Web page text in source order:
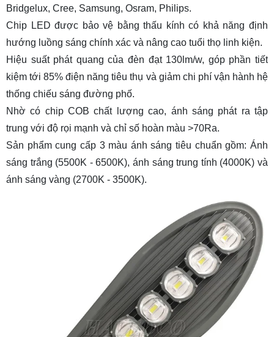
Bridgelux, Cree, Samsung, Osram, Philips.
Chip LED được bảo vệ bằng thấu kính có khả năng định
hướng luồng sáng chính xác và nâng cao tuổi thọ linh kiện.
Hiệu suất phát quang của đèn đạt 130lm/w, góp phần tiết
kiệm tới 85% điện năng tiêu thụ và giảm chi phí vận hành hệ
thống chiếu sáng đường phố.
Nhờ có chip COB chất lượng cao, ánh sáng phát ra tập
trung với độ rọi mạnh và chỉ số hoàn màu >70Ra.
Sản phẩm cung cấp 3 màu ánh sáng tiêu chuẩn gồm: Ánh
sáng trắng (5500K - 6500K), ánh sáng trung tính (4000K) và
ánh sáng vàng (2700K - 3500K).